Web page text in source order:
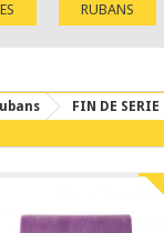
RUBANS
FIN DE SERIE